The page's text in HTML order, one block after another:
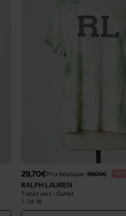
29,70€Prix boutique : 99,00€ -70%
RALPH LAUREN
T-shirt vert - Outlet
T : 34, 38